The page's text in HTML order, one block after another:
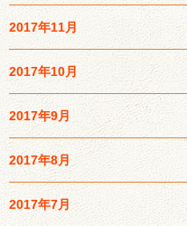
2017年11月
2017年10月
2017年9月
2017年8月
2017年7月